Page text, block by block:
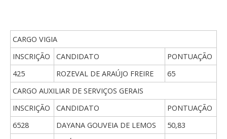
CARGO VIGIA
INSCRIÇÃO
CANDIDATO
PONTUAÇÃO
425
ROZEVAL DE ARAÚJO FREIRE
65
CARGO AUXILIAR DE SERVIÇOS GERAIS
INSCRIÇÃO
CANDIDATO
PONTUAÇÃO
6528
DAYANA GOUVEIA DE LEMOS
50,83